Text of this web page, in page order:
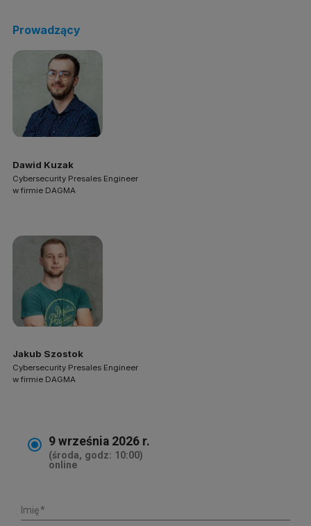
Prowadzący
Dawid Kuzak
Cybersecurity Presales Engineer
w firmie DAGMA
Jakub Szostok
Cybersecurity Presales Engineer
w firmie DAGMA
9 września 2026 r.
(środa, godz: 10:00)
online
Imię